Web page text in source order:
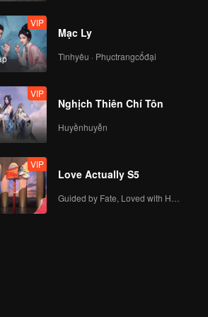
VIP
Mạc Ly
Tìnhyêu · Phụctrangcổđại
VIP
Nghịch Thiên Chí Tôn
Huyềnhuyễn
VIP
Love Actually S5